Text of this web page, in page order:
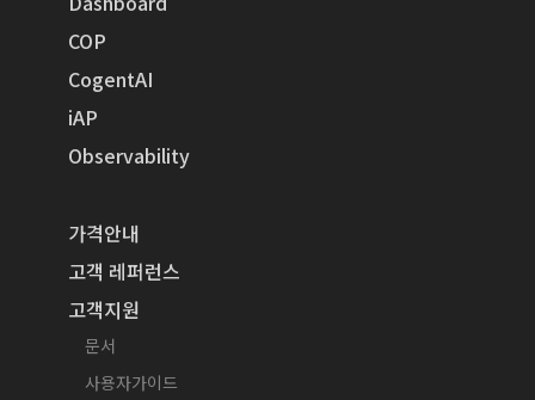
COP
CogentAI
iAP
Observability
가격안내
고객 레퍼런스
고객지원
문서
사용자가이드